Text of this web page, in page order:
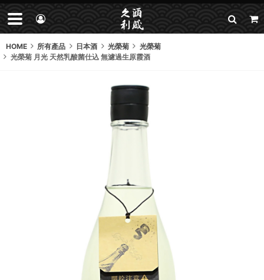
HOME 所有產品 日本酒 光榮菊
光榮菊
光榮菊 月光 天然乳酸菌仕込 無濾過生原霞酒